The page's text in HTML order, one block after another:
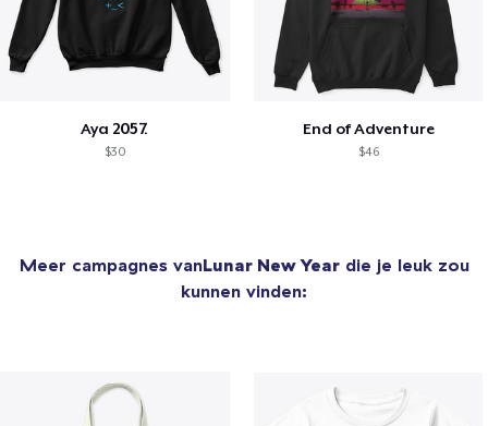
Aya 2057.
$30
End of Adventure
$46
Meer campagnes vanLunar New Yeardie je leuk zou
kunnen vinden: